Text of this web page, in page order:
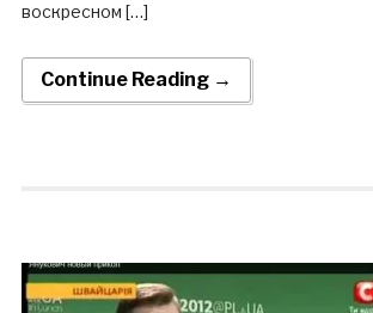
воскресном […]
Continue Reading →